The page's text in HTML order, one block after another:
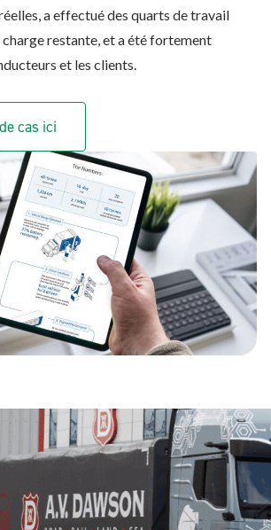
a effectué des quarts de travail
restante, et a été fortement
et les clients.
cas ici